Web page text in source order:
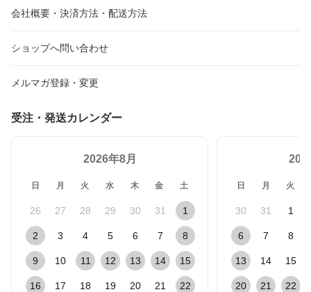
会社概要・決済方法・配送方法
ショップへ問い合わせ
メルマガ登録・変更
受注・発送カレンダー
2026年8月
日 月 火 水 木 金 土
26 27 28 29 30 31 1
2 3 4 5 6 7 8
9 10 11 12 13 14 15
16 17 18 19 20 21 22
日 月 火
30 31 1
6 7 8
13 14 15
20 21 22